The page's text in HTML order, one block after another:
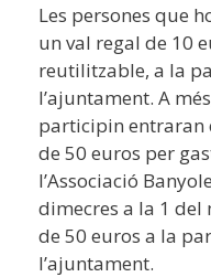
Les persones que
un val regal de 10
reutilitzable, a la
l’ajuntament. A
participin entraran
de 50 euros per
l’Associació
dimecres a la 1
de 50 euros a la
l’ajuntament.